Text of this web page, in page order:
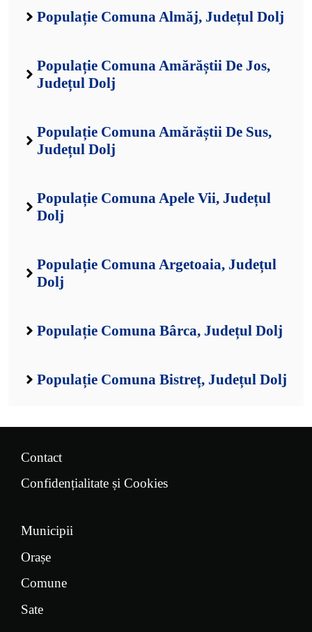
Populație Comuna Almăj, Județul Dolj
Populație Comuna Amărăștii De Jos,
Județul Dolj
Populație Comuna Amărăștii De Sus,
Județul Dolj
Populație Comuna Apele Vii, Județul
Dolj
Populație Comuna Argetoaia, Județul
Dolj
Populație Comuna Bârca, Județul Dolj
Populație Comuna Bistreț, Județul Dolj
Contact
Confidențialitate și Cookies
Municipii
Orașe
Comune
Sate